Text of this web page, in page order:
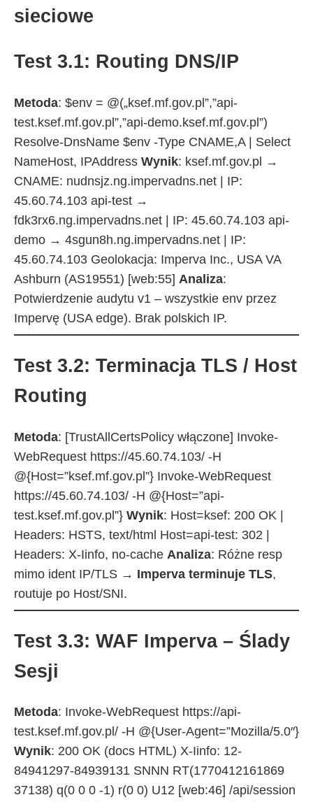
sieciowe
Test 3.1: Routing DNS/IP
Metoda: $env = @(„ksef.mf.gov.pl”,”api-
test.ksef.mf.gov.pl”,”api-demo.ksef.mf.gov.pl”)
Resolve-DnsName $env -Type CNAME,A | Select
NameHost, IPAddress Wynik: ksef.mf.gov.pl →
CNAME: nudnsjz.ng.impervadns.net | IP:
45.60.74.103 api-test →
fdk3rx6.ng.impervadns.net | IP: 45.60.74.103 api-
demo → 4sgun8h.ng.impervadns.net | IP:
45.60.74.103 Geolokacja: Imperva Inc., USA VA
Ashburn (AS19551) [web:55] Analiza:
Potwierdzenie audytu v1 – wszystkie env przez
Impervę (USA edge). Brak polskich IP.​
Test 3.2: Terminacja TLS / Host
Routing
Metoda: [TrustAllCertsPolicy włączone] Invoke-
WebRequest https://45.60.74.103/ -H
@{Host=”ksef.mf.gov.pl”} Invoke-WebRequest
https://45.60.74.103/ -H @{Host=”api-
test.ksef.mf.gov.pl”} Wynik: Host=ksef: 200 OK |
Headers: HSTS, text/html Host=api-test: 302 |
Headers: X-Iinfo, no-cache Analiza: Różne resp
mimo ident IP/TLS → Imperva terminuje TLS,
routuje po Host/SNI.
Test 3.3: WAF Imperva – Ślady
Sesji
Metoda: Invoke-WebRequest https://api-
test.ksef.mf.gov.pl/ -H @{User-Agent=”Mozilla/5.0″}
Wynik: 200 OK (docs HTML) X-Iinfo: 12-
84941297-84939131 SNNN RT(1770412161869
37138) q(0 0 0 -1) r(0 0) U12 [web:46] /api/session